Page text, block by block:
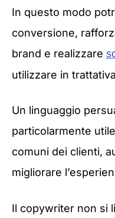
In questo modo
conversione,
brand e realizzare
utilizzare in
Un linguaggio
particolarmente
comuni dei clienti,
migliorare
Il copywriter non si